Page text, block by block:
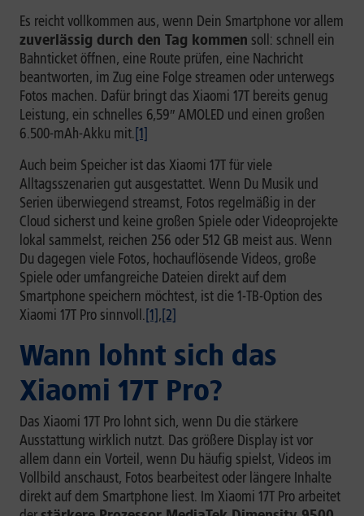
Es reicht vollkommen aus, wenn Dein Smartphone vor allem
zuverlässig durch den Tag kommen soll: schnell ein
Bahnticket öffnen, eine Route prüfen, eine Nachricht
beantworten, im Zug eine Folge streamen oder unterwegs
Fotos machen. Dafür bringt das Xiaomi 17T bereits genug
Leistung, ein schnelles 6,59″ AMOLED und einen großen
6.500-mAh-Akku mit.[1]
Auch beim Speicher ist das Xiaomi 17T für viele
Alltagsszenarien gut ausgestattet. Wenn Du Musik und
Serien überwiegend streamst, Fotos regelmäßig in der
Cloud sicherst und keine großen Spiele oder Videoprojekte
lokal sammelst, reichen 256 oder 512 GB meist aus. Wenn
Du dagegen viele Fotos, hochauflösende Videos, große
Spiele oder umfangreiche Dateien direkt auf dem
Smartphone speichern möchtest, ist die 1-TB-Option des
Xiaomi 17T Pro sinnvoll.[1],[2]
Wann lohnt sich das
Xiaomi 17T Pro?
Das Xiaomi 17T Pro lohnt sich, wenn Du die stärkere
Ausstattung wirklich nutzt. Das größere Display ist vor
allem dann ein Vorteil, wenn Du häufig spielst, Videos im
Vollbild anschaust, Fotos bearbeitest oder längere Inhalte
direkt auf dem Smartphone liest. Im Xiaomi 17T Pro arbeitet